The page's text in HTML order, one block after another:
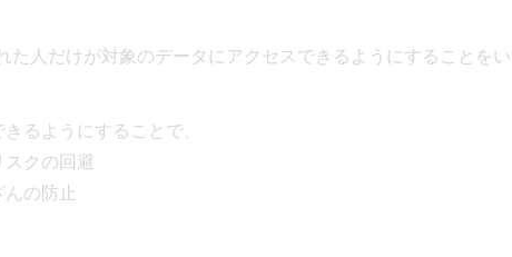
人だけが対象のデータにアクセスできるようにすることを
るようにすることで、
スクの回避
の防止